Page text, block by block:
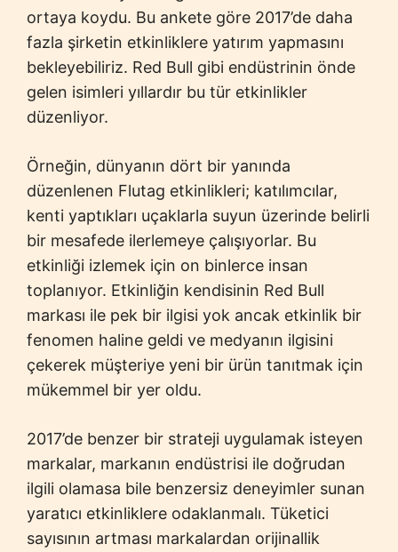
ortaya koydu. Bu ankete göre 2017’de daha
fazla şirketin etkinliklere yatırım yapmasını
bekleyebiliriz. Red Bull gibi endüstrinin önde
gelen isimleri yıllardır bu tür etkinlikler
düzenliyor.
Örneğin, dünyanın dört bir yanında
düzenlenen Flutag etkinlikleri; katılımcılar,
kenti yaptıkları uçaklarla suyun üzerinde belirli
bir mesafede ilerlemeye çalışıyorlar. Bu
etkinliği izlemek için on binlerce insan
toplanıyor. Etkinliğin kendisinin Red Bull
markası ile pek bir ilgisi yok ancak etkinlik bir
fenomen haline geldi ve medyanın ilgisini
çekerek müşteriye yeni bir ürün tanıtmak için
mükemmel bir yer oldu.
2017’de benzer bir strateji uygulamak isteyen
markalar, markanın endüstrisi ile doğrudan
ilgili olamasa bile benzersiz deneyimler sunan
yaratıcı etkinliklere odaklanmalı. Tüketici
sayısının artması markalardan orijinallik